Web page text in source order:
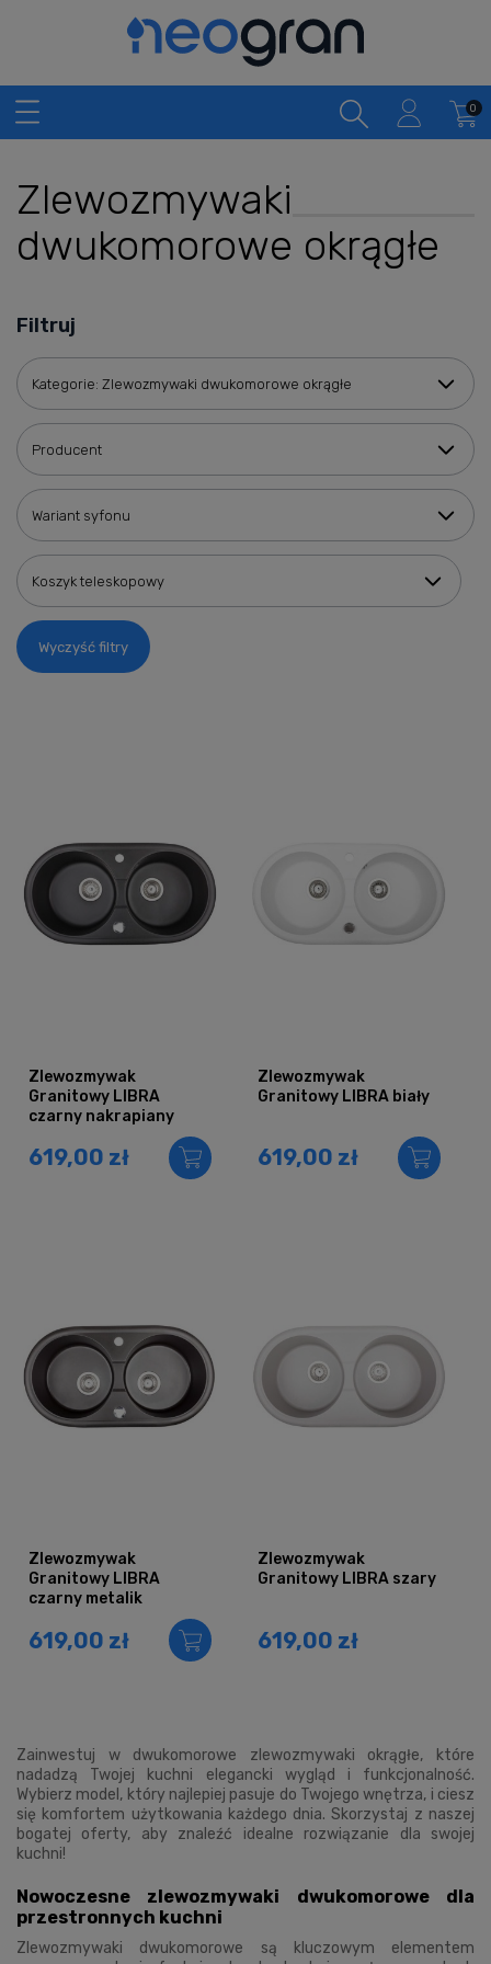
Zlewozmywaki
dwukomorowe okrągłe
Filtruj
Kategorie: Zlewozmywaki dwukomorowe okrągłe
Producent
Wariant syfonu
Koszyk teleskopowy
Wyczyść filtry
Zlewozmywak
Granitowy LIBRA
czarny nakrapiany
619,00 zł
Zlewozmywak
Granitowy LIBRA biały
619,00 zł
Zlewozmywak
Granitowy LIBRA
czarny metalik
619,00 zł
Zlewozmywak
Granitowy LIBRA szary
619,00 zł
Zainwestuj w dwukomorowe zlewozmywaki okrągłe, które
nadadzą Twojej kuchni elegancki wygląd i funkcjonalność.
Wybierz model, który najlepiej pasuje do Twojego wnętrza, i ciesz
się komfortem użytkowania każdego dnia. Skorzystaj z naszej
bogatej oferty, aby znaleźć idealne rozwiązanie dla swojej
kuchni!
Nowoczesne zlewozmywaki dwukomorowe dla
przestronnych kuchni
Zlewozmywaki dwukomorowe są kluczowym elementem